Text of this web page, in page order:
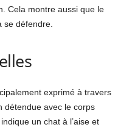
Cela montre aussi que le
se défendre.
exprimé à travers
détendue avec le corps
un chat à l’aise et